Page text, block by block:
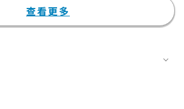
述擁有超人頭
（CV.小林裕
險故事。從2
自2025年1月
查看更多